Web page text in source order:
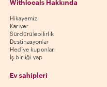
Withlocals Hakkında
Hikayemiz
Kariyer
Sürdürülebilirlik
Destinasyonlar
Hediye kuponları
İş birliği yap
Ev sahipleri